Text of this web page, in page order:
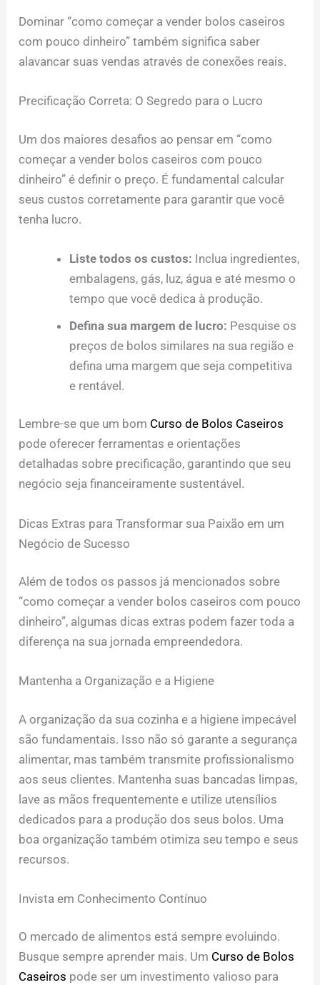
Dominar “como começar a vender bolos caseiros
com pouco dinheiro” também significa saber
alavancar suas vendas através de conexões reais.
Precificação Correta: O Segredo para o Lucro
Um dos maiores desafios ao pensar em “como
começar a vender bolos caseiros com pouco
dinheiro” é definir o preço. É fundamental calcular
seus custos corretamente para garantir que você
tenha lucro.
Liste todos os custos: Inclua ingredientes,
embalagens, gás, luz, água e até mesmo o
tempo que você dedica à produção.
Defina sua margem de lucro: Pesquise os
preços de bolos similares na sua região e
defina uma margem que seja competitiva
e rentável.
Lembre-se que um bom Curso de Bolos Caseiros
pode oferecer ferramentas e orientações
detalhadas sobre precificação, garantindo que seu
negócio seja financeiramente sustentável.
Dicas Extras para Transformar sua Paixão em um
Negócio de Sucesso
Além de todos os passos já mencionados sobre
“como começar a vender bolos caseiros com pouco
dinheiro”, algumas dicas extras podem fazer toda a
diferença na sua jornada empreendedora.
Mantenha a Organização e a Higiene
A organização da sua cozinha e a higiene impecável
são fundamentais. Isso não só garante a segurança
alimentar, mas também transmite profissionalismo
aos seus clientes. Mantenha suas bancadas limpas,
lave as mãos frequentemente e utilize utensílios
dedicados para a produção dos seus bolos. Uma
boa organização também otimiza seu tempo e seus
recursos.
Invista em Conhecimento Contínuo
O mercado de alimentos está sempre evoluindo.
Busque sempre aprender mais. Um Curso de Bolos
Caseiros pode ser um investimento valioso para